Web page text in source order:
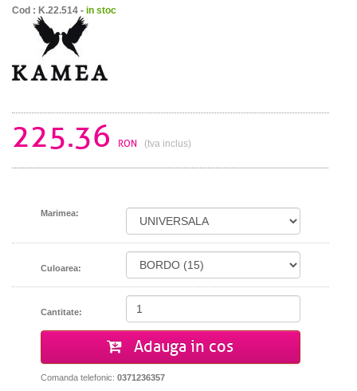
Cod : K.22.514 - in stoc
225.36 RON (tva inclus)
Marimea:
Culoarea:
Cantitate:
Adauga in cos
Comanda telefonic: 0371236357